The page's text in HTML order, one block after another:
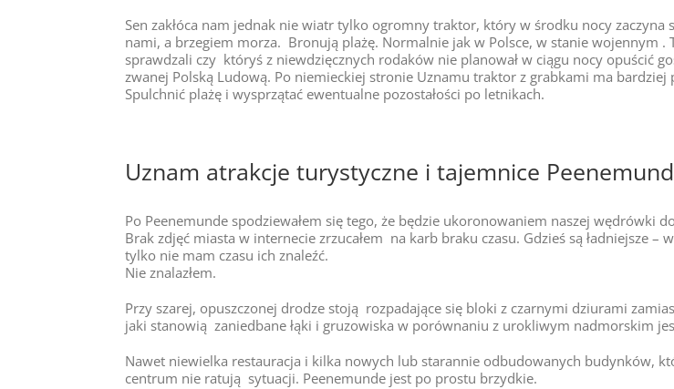
Sen zakłóca nam jednak nie wiatr tylko ogromny traktor, który w środku nocy zaczyna
nami, a brzegiem morza. Bronują plażę. Normalnie jak w Polsce, w stanie wojennym .
sprawdzali czy któryś z niewdzięcznych rodaków nie planował w ciągu nocy opuścić
zwanej Polską Ludową. Po niemieckiej stronie Uznamu traktor z grabkami ma bardziej
Spulchnić plażę i wysprzątać ewentualne pozostałości po letnikach.
Uznam atrakcje turystyczne i tajemnice
Po Peenemunde spodziewałem się tego, że będzie ukoronowaniem naszej wędrówki
Brak zdjęć miasta w internecie zrzucałem na karb braku czasu. Gdzieś są ładniejsze –
tylko nie mam czasu ich znaleźć.
Nie znalazłem.
Przy szarej, opuszczonej drodze stoją rozpadające się bloki z czarnymi dziurami
jaki stanowią zaniedbane łąki i gruzowiska w porównaniu z urokliwym nadmorskim
Nawet niewielka restauracja i kilka nowych lub starannie odbudowanych budynków,
centrum nie ratują sytuacji. Peenemunde jest po prostu brzydkie.